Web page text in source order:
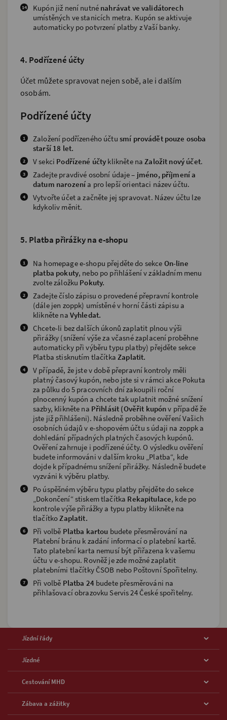
Kupón již není nutné nahrávat ve validátorech
umístěných ve stanicích metra. Kupón se aktivuje
automaticky po potvrzení platby z Vaší banky.
4. Podřízené účty
Účet můžete spravovat nejen sobě, ale i dalším
osobám.
Podřízené účty
Založení podřízeného účtu smí provádět pouze osoba
starší 18 let.
V sekci Podřízené účty klikněte naZaložit nový účet.
Zadejte pravdivé osobní údaje – jméno, příjmení a
datum narození a pro lepší orientaci název účtu.
Vytvořte účet a začněte jej spravovat. Název účtu lze
kdykoliv měnit.
5. Platba přirážky na e-shopu
Na homepage e-shopu přejděte do sekce On-line
platba pokuty, nebo po přihlášení v základním menu
zvolte záložku Pokuty.
Zadejte číslo zápisu o provedené přepravní kontrole
(dále jen zoppk) umístěné v horní části zápisu a
klikněte na Vyhledat.
Chcete-li bez dalších úkonů zaplatit plnou výši
přirážky (snížení výše za včasné zaplacení proběhne
automaticky při výběru typu platby) přejděte sekce
Platba stisknutím tlačítkaZaplatit.
V případě, že jste v době přepravní kontroly měli
platný časový kupón, nebo jste si v rámci akce Pokuta
za půlku do 5 pracovních dní zakoupili roční
plnocenný kupón a chcete tak uplatnit možné snížení
sazby, klikněte na Přihlásit (Ověřit kupónv případě že
jste již přihlášeni). Následně proběhne ověření Vašich
osobních údajů v e-shopovém účtu s údaji na zoppk a
dohledání případných platných časových kupónů.
Ověření zahrnuje i podřízené účty. O výsledku ověření
budete informováni v dalším kroku „Platba“, kde
dojde k případnému snížení přirážky. Následně budete
vyzváni k výběru platby.
Po úspěšném výběru typu platby přejděte do sekce
„Dokončení“ stiskem tlačítka Rekapitulace, kde po
kontrole výše přirážky a typu platby klikněte na
tlačítkoZaplatit.
Při volbě Platba kartou budete přesměrování na
Platební bránu k zadání informací o platební kartě.
Tato platební karta nemusí být přiřazena k vašemu
účtu v e-shopu. Rovněž je zde možné zaplatit
platebními tlačítky ČSOB nebo Poštovní Spořitelny.
Při volbě Platba 24budete přesměrováni na
přihlašovací obrazovku Servis 24 České spořitelny.
Jízdní řády
Metro
Tramvaje
Autobusy regionální
Jízdné
Ceník jízdného
Seznam prodejních míst
E-shop DPP
Cestování MHD
Bezbariérové cestování
Doprava na letiště
Zábava a zážitky